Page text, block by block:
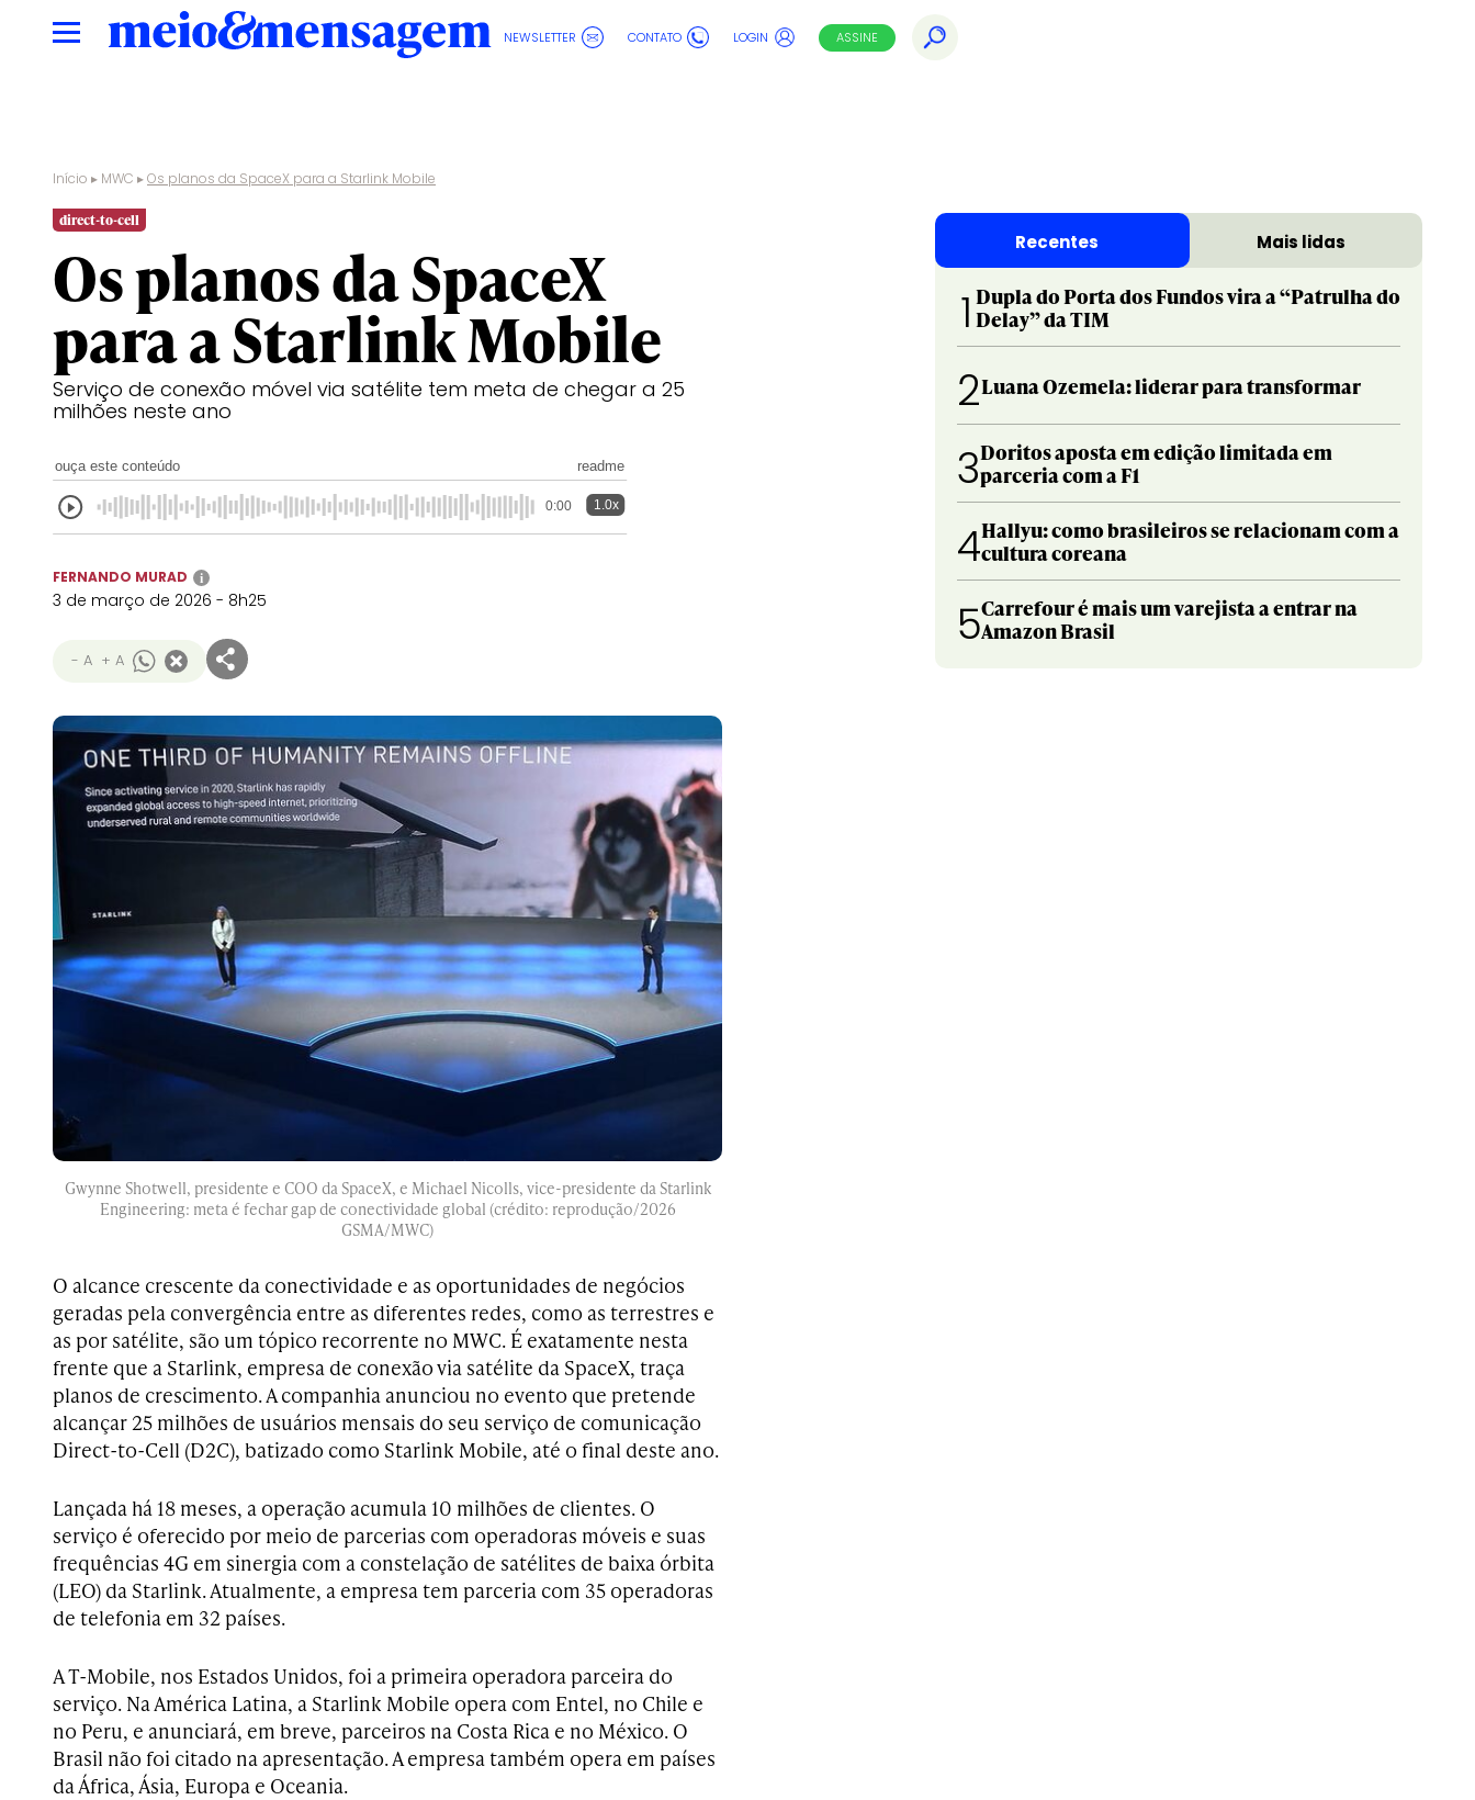
NEWSLETTER CONTATO LOGIN ASSINE
Início ▸ MWC ▸Os planos da SpaceX para a Starlink Mobile
direct-to-cell
Os planos da SpaceX
para a Starlink Mobile
Serviço de conexão móvel via satélite tem meta de chegar a 25
milhões neste ano
ouça este conteúdo readme
0:00 1.0x
FERNANDO MURAD i
3 de março de 2026 - 8h25
- A + A
Gwynne Shotwell, presidente e COO da SpaceX, e Michael Nicolls, vice-presidente da Starlink
Engineering: meta é fechar gap de conectividade global (crédito: reprodução/2026
GSMA/MWC)
O alcance crescente da conectividade e as oportunidades de negócios
geradas pela convergência entre as diferentes redes, como as terrestres e
as por satélite, são um tópico recorrente no MWC. É exatamente nesta
frente que a Starlink, empresa de conexão via satélite da SpaceX, traça
planos de crescimento. A companhia anunciou no evento que pretende
alcançar 25 milhões de usuários mensais do seu serviço de comunicação
Direct-to-Cell (D2C), batizado como Starlink Mobile, até o final deste ano.
Lançada há 18 meses, a operação acumula 10 milhões de clientes. O
serviço é oferecido por meio de parcerias com operadoras móveis e suas
frequências 4G em sinergia com a constelação de satélites de baixa órbita
(LEO) da Starlink. Atualmente, a empresa tem parceria com 35 operadoras
de telefonia em 32 países.
A T-Mobile, nos Estados Unidos, foi a primeira operadora parceira do
serviço. Na América Latina, a Starlink Mobile opera com Entel, no Chile e
no Peru, e anunciará, em breve, parceiros na Costa Rica e no México. O
Brasil não foi citado na apresentação. A empresa também opera em países
da África, Ásia, Europa e Oceania.
Recentes Mais lidas
1 Dupla do Porta dos Fundos vira a “Patrulha do
Delay” da TIM
2Luana Ozemela: liderar para transformar
3Doritos aposta em edição limitada em
parceria com a F1
4Hallyu: como brasileiros se relacionam com a
cultura coreana
5Carrefour é mais um varejista a entrar na
Amazon Brasil